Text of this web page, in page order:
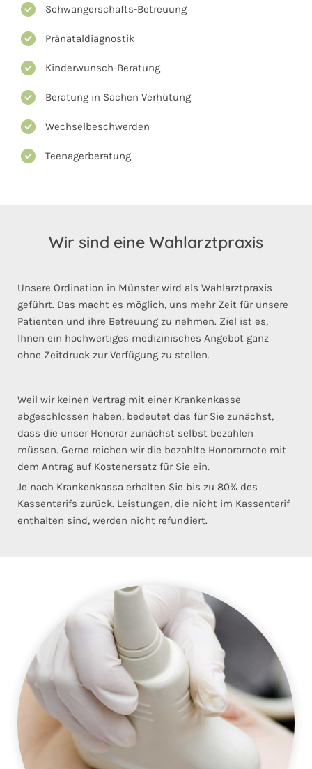
Schwangerschafts-Betreuung
Pränataldiagnostik
Kinderwunsch-Beratung
Beratung in Sachen Verhütung
Wechselbeschwerden
Teenagerberatung
Wir sind eine Wahlarztpraxis
Unsere Ordination in Münster wird als Wahlarztpraxis
geführt. Das macht es möglich, uns mehr Zeit für unsere
Patienten und ihre Betreuung zu nehmen. Ziel ist es,
Ihnen ein hochwertiges medizinisches Angebot ganz
ohne Zeitdruck zur Verfügung zu stellen.
Weil wir keinen Vertrag mit einer Krankenkasse
abgeschlossen haben, bedeutet das für Sie zunächst,
dass die unser Honorar zunächst selbst bezahlen
müssen. Gerne reichen wir die bezahlte Honorarnote mit
dem Antrag auf Kostenersatz für Sie ein.
Je nach Krankenkassa erhalten Sie bis zu 80% des
Kassentarifs zurück. Leistungen, die nicht im Kassentarif
enthalten sind, werden nicht refundiert.